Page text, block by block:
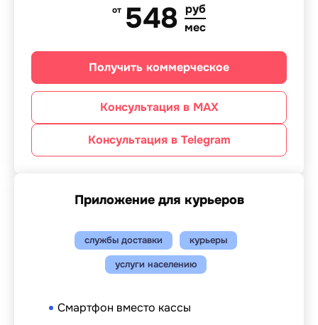
от 548 руб
мес
Получить коммерческое
Консультация в MAX
Консультация в Telegram
Приложение для курьеров
службы доставки
курьеры
услуги населению
Смартфон вместо кассы